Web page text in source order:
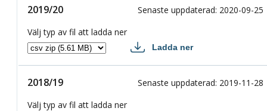
2019/20
2019/20 Senaste uppdaterad: 2020-09-25
Välj typ av fil att ladda ner
Ladda ner
2018/19
2018/19 Senaste uppdaterad: 2019-11-28
Välj typ av fil att ladda ner